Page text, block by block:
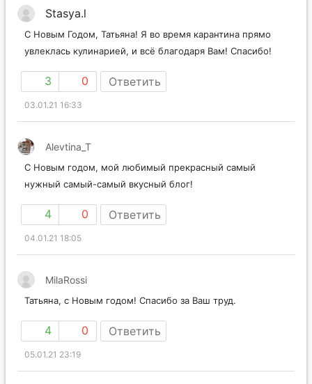
Stasya.l
С Новым Годом, Татьяна! Я во время карантина прямо
3 0 Ответить
03.01.21 16:33
С Новым годом, мой любимый прекрасный самый
4 0 Ответить
04.01.21 18:05
MilaRossi
4 0 Ответить
05.01.21 23:19